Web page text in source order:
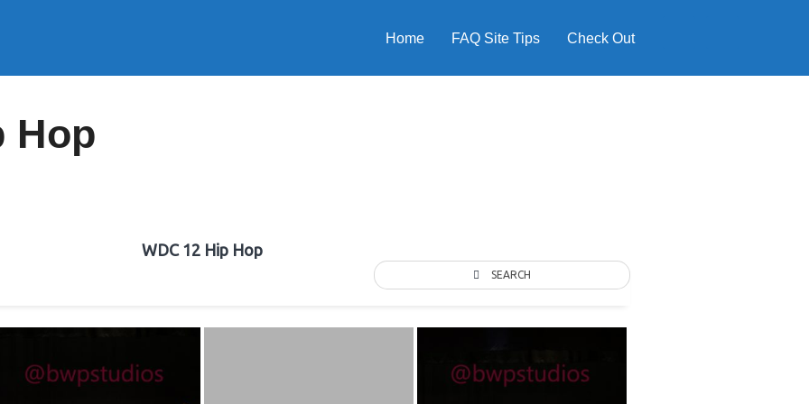
Home FAQ Site Tips Check Out
Hop
WDC 12 Hip Hop
SEARCH